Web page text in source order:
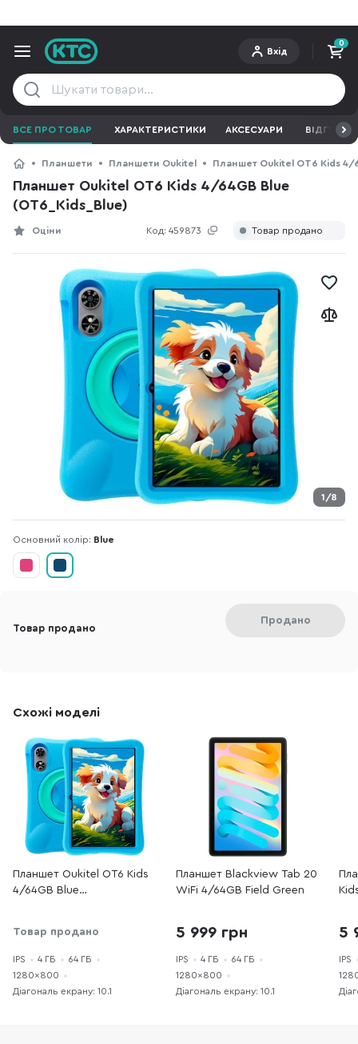
Вхід
0
ВСЕ ПРО ТОВАР ХАРАКТЕРИСТИКИ АКСЕСУАРИ ВІДГУКИ
Планшети Планшети Oukitel Планшет Oukitel OT6 Kids 4/
Планшет Oukitel OT6 Kids 4/64GB Blue
(OT6_Kids_Blue)
Код: 459873
Оціни Товар продано
1/8
Основний колір: Blue
Товар продано
Продано
Схожі моделі
Планшет Oukitel OT6 Kids
4/64GB Blue
Товар продано
IPS 4 ГБ
64 ГБ
1280×800
Діагональ екрану: 10.1
Планшет Blackview Tab 20
WiFi 4/64GB Field Green
5 999 грн
IPS 4 ГБ
64 ГБ
1280×800
Діагональ екрану: 10.1
5
IPS